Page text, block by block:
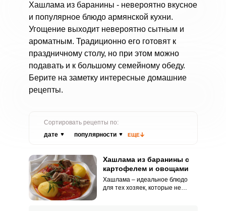
Хашлама из баранины - невероятно вкусное
и популярное блюдо армянской кухни.
Угощение выходит невероятно сытным и
ароматным. Традиционно его готовят к
праздничному столу, но при этом можно
подавать и к большому семейному обеду.
Берите на заметку интересные домашние
рецепты.
Сортировать рецепты по:
дате
популярности ЕЩЕ
Хашлама из баранины с
картофелем и овощами
Хашлама – идеальное блюдо
для тех хозяек, которые не